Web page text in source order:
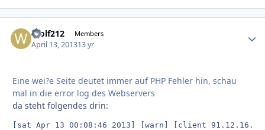
Wolf212 Members
April 13, 201313 yr
Eine wei?e Seite deutet immer auf PHP Fehler hin, schau
mal in die error log des Webservers
da steht folgendes drin:
[sat Apr 13 00:08:46 2013] [warn] [client